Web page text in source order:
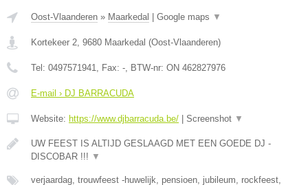
Oost-Vlaanderen » Maarkedal Google maps ▼
Kortekeer 2, 9680 Maarkedal (Oost-Vlaanderen)
Tel: 0497571941, Fax: -, BTW-nr: ON 462827976
E-mail › DJ BARRACUDA
Website: https://www.djbarracuda.be/ Screenshot ▼
UW FEEST IS ALTIJD GESLAAGD MET EEN GOEDE DJ -
DISCOBAR !!! ▼
verjaardag, trouwfeest -huwelijk, pensioen, jubileum, rockfeest,